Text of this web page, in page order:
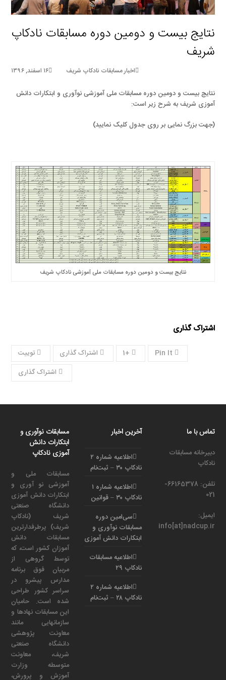
نتایج بیست و دومین دوره مسابقات نادکاپ
شریف
۱۶ اسفند, ۱۳۹۶ اخبار مسابقات نادکاپ شریف
نتایج بیست و دومین دوره مسابقات ملی آموزشی نوآوری و ابتکارات دانش
آموزی شریف به شرح زیر است:
(جهت بزرگ نمایی بر روی جدول کلیک نمایید)
نتایج بیست و دومین دوره مسابقات ملی آموزشی نادکاپ شریف
اشتراک گذاری
توییت اشتراک گذاری +1
Pin It
اشتراک گذاری
مسابقات نوآوری و
ابتکارات دانش
آموزی نادکاپ
مسابقات ملی و
آموزشی نو آوری و
ابتکارات دانش آموزی
دانشگاه صنعتی
شریف (نادکاپ
شریف) پرطرفدارترین
مسابقات دانش
آموزان کشور است، که
توسط گروهی از
مربیان فوق برنامه
مدارس پیشرو در
سراسر کشور طراحی
شده است. حامیان
این مسابقات نهادها و
سازمانهایی مانند
معاونت پژوهشی
دانشگاه صنعتی
شریف، معاونت
متوسطه وزارت
آموزش و پرورش،
آخرین اخبار
اطلاعیه شماره ۲
نادکاپ ۳۰ – ثبت‌نام
اطلاعیه شماره ۱
نادکاپ ۳۰ – قوانین
سی‌امین دوره
مسابقات نوآوری و
ابتکارات دانش آموزی
اطلاعیه مسابقات
نادکاپ ۲۹
اطلاعیه شماره ۲
نادکاپ ۲۸ – ثبت‌نام
تماس با ما
دبیرخانه مسابقات
نادکاپ
تلفن: 66165378-
021
ایمیل:
info[at]nadcup.ir